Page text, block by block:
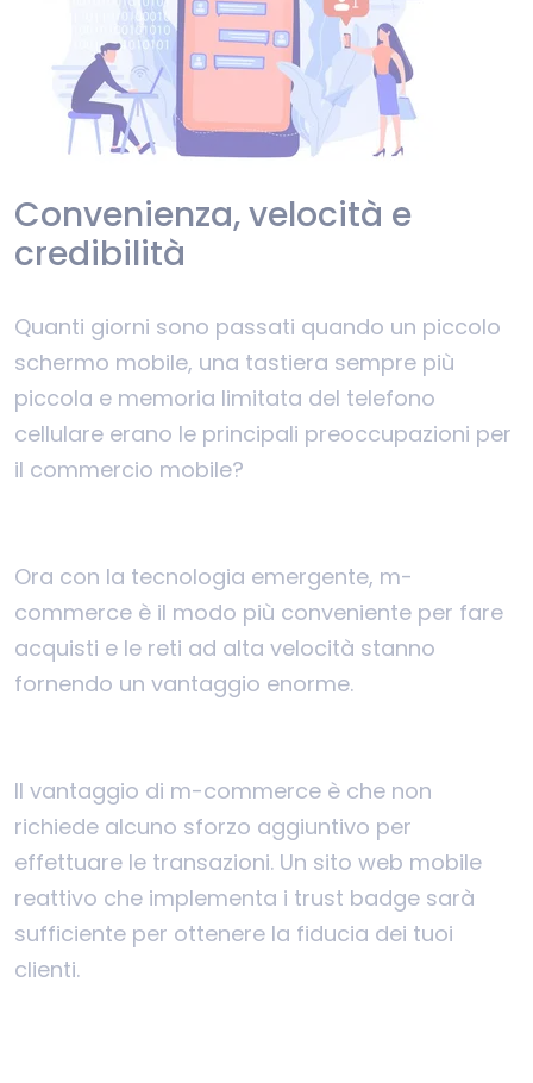
Convenienza, velocità e
credibilità
Quanti giorni sono passati quando un piccolo
schermo mobile, una tastiera sempre più
piccola e memoria limitata del telefono
cellulare erano le principali preoccupazioni per
il commercio mobile?
Ora con la tecnologia emergente, m-
commerce è il modo più conveniente per fare
acquisti e le reti ad alta velocità stanno
fornendo un vantaggio enorme.
Il vantaggio di m-commerce è che non
richiede alcuno sforzo aggiuntivo per
effettuare le transazioni. Un sito web mobile
reattivo che implementa i trust badge sarà
sufficiente per ottenere la fiducia dei tuoi
clienti.